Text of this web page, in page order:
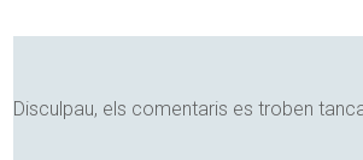
Disculpau, els comentaris es troben